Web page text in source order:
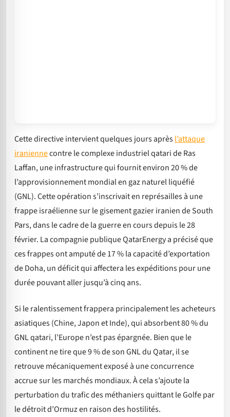
Cette directive intervient quelques jours aprèsl’attaque
iraniennecontre le complexe industriel qatari de Ras
Laffan, une infrastructure qui fournit environ 20 % de
l’approvisionnement mondial en gaz naturel liquéfié
(GNL). Cette opération s’inscrivait en représailles à une
frappe israélienne sur le gisement gazier iranien de South
Pars, dans le cadre de la guerre en cours depuis le 28
février. La compagnie publique QatarEnergy a précisé que
ces frappes ont amputé de 17 % la capacité d’exportation
de Doha, un déficit qui affectera les expéditions pour une
durée pouvant aller jusqu’à cinq ans.
Si le ralentissement frappera principalement les acheteurs
asiatiques (Chine, Japon et Inde), qui absorbent 80 % du
GNL qatari, l’Europe n’est pas épargnée. Bien que le
continent ne tire que 9 % de son GNL du Qatar, il se
retrouve mécaniquement exposé à une concurrence
accrue sur les marchés mondiaux. À cela s’ajoute la
perturbation du trafic des méthaniers quittant le Golfe par
le détroit d’Ormuz en raison des hostilités.